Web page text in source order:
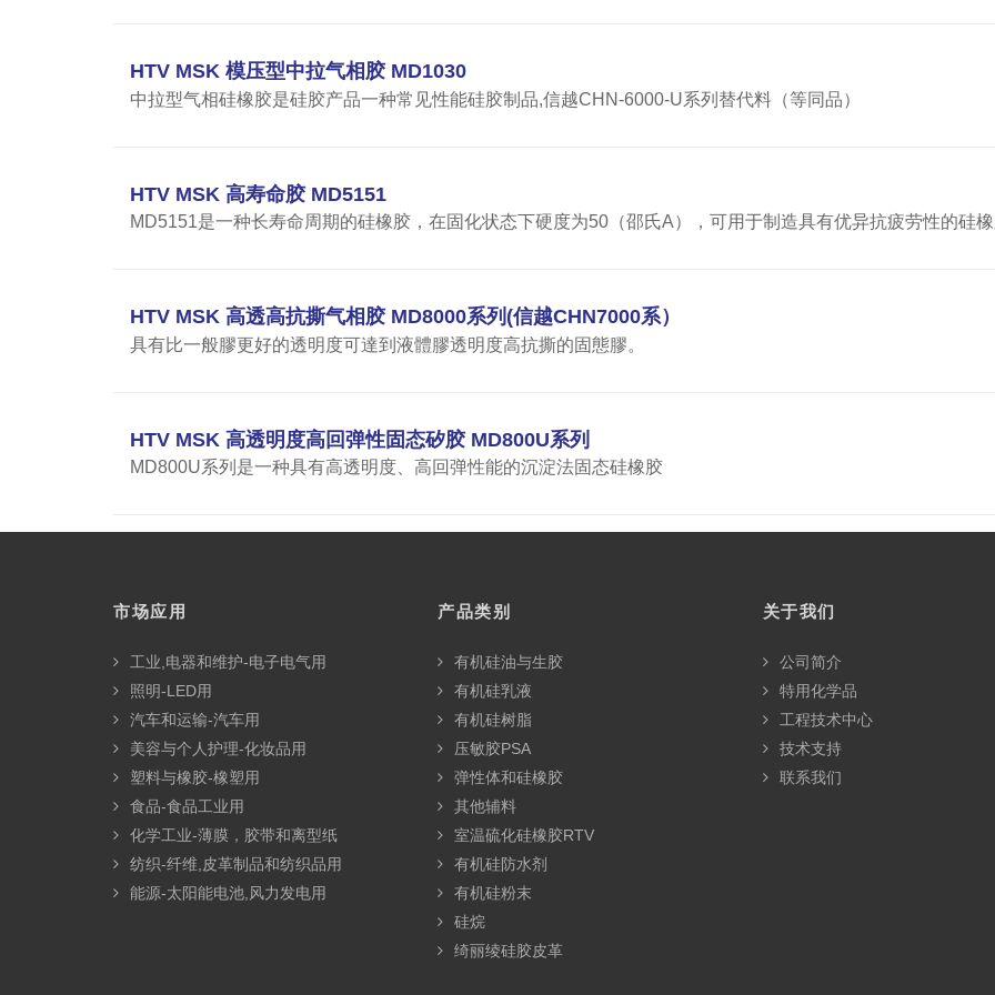
HTV MSK 模压型中拉气相胶 MD1030
中拉型气相硅橡胶是硅胶产品一种常见性能硅胶制品,信越CHN-6000-U系列替代料（等同品）
HTV MSK 高寿命胶 MD5151
MD5151是一种长寿命周期的硅橡胶，在固化状态下硬度为50（邵氏A），可用于制造具有优异抗疲劳性的硅橡
HTV MSK 高透高抗撕气相胶 MD8000系列(信越CHN7000系）
具有比一般膠更好的透明度可達到液體膠透明度高抗撕的固態膠。
HTV MSK 高透明度高回弹性固态矽胶 MD800U系列
MD800U系列是一种具有高透明度、高回弹性能的沉淀法固态硅橡胶
市场应用
工业,电器和维护-电子电气用
照明-LED用
汽车和运输-汽车用
美容与个人护理-化妆品用
塑料与橡胶-橡塑用
食品-食品工业用
化学工业-薄膜，胶带和离型纸
纺织-纤维,皮革制品和纺织品用
能源-太阳能电池,风力发电用
产品类别
有机硅油与生胶
有机硅乳液
有机硅树脂
压敏胶PSA
弹性体和硅橡胶
其他辅料
室温硫化硅橡胶RTV
有机硅防水剂
有机硅粉末
硅烷
绮丽绫硅胶皮革
关于我们
公司简介
特用化学品
工程技术中心
技术支持
联系我们